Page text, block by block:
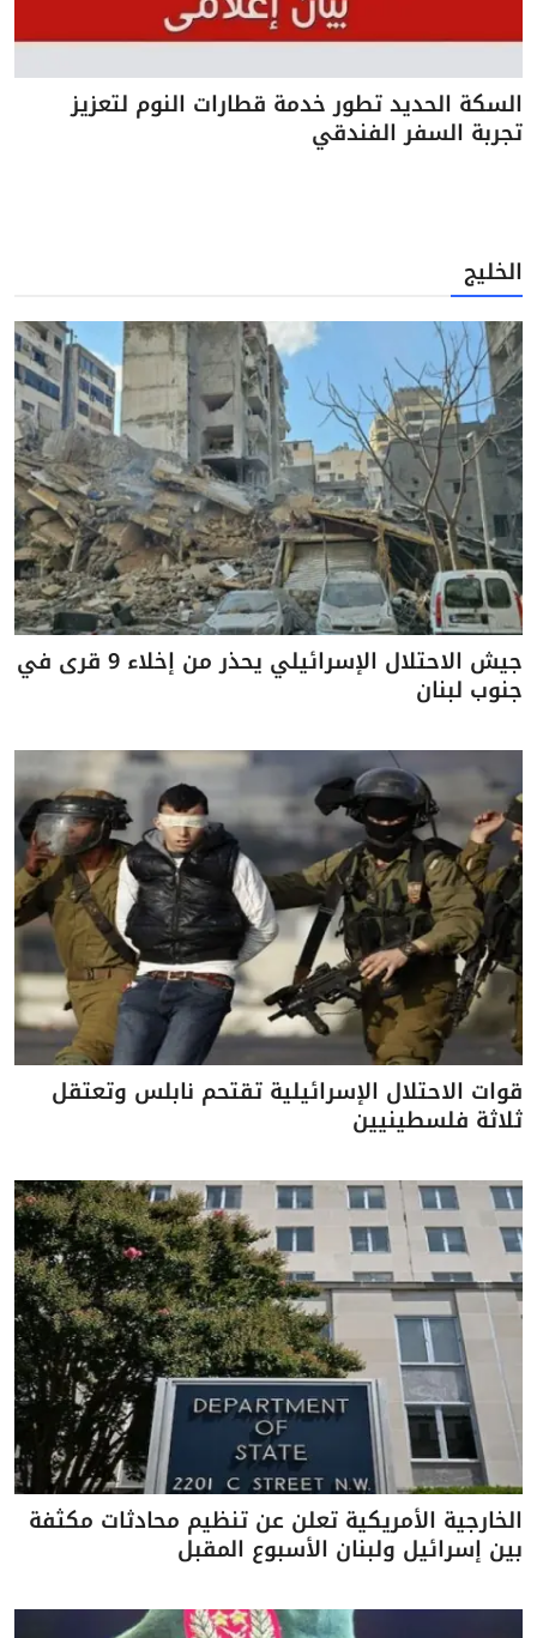
السكة الحديد تطور خدمة قطارات النوم لتعزيز
تجربة السفر الفندقي
الخليج
جيش الاحتلال الإسرائيلي يحذر من إخلاء 9 قرى في
جنوب لبنان
قوات الاحتلال الإسرائيلية تقتحم نابلس وتعتقل
ثلاثة فلسطينيين
الخارجية الأمريكية تعلن عن تنظيم محادثات مكثفة
بين إسرائيل ولبنان الأسبوع المقبل